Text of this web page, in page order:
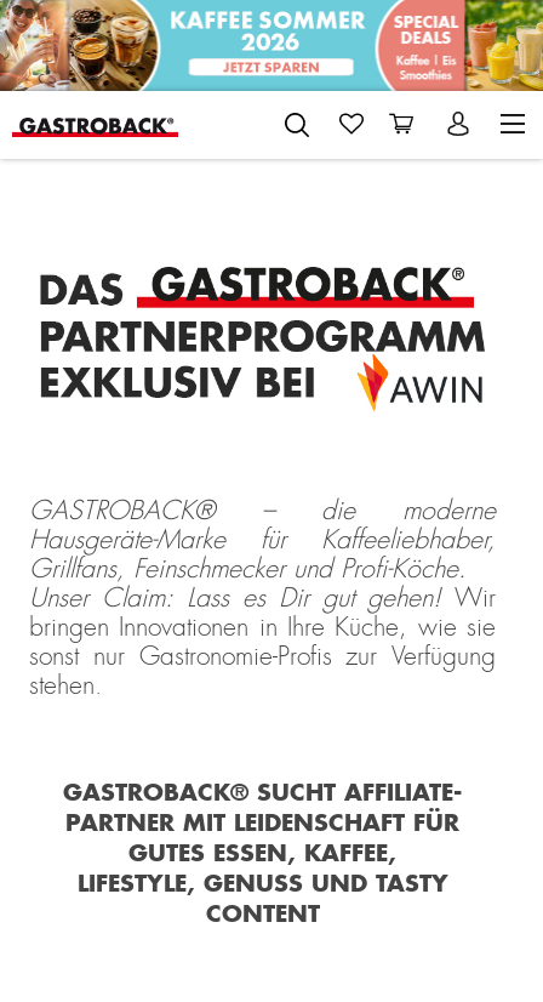
GASTROBACK® – die moderne
Hausgeräte-Marke für Kaffeeliebhaber,
Grillfans, Feinschmecker und Profi-Köche.
Unser Claim: Lass es Dir gut gehen!Wir
bringen Innovationen in Ihre Küche, wie sie
sonst nur Gastronomie-Profis zur Verfügung
stehen.
GASTROBACK® SUCHT AFFILIATE-
PARTNER MIT LEIDENSCHAFT FÜR
GUTES ESSEN, KAFFEE,
LIFESTYLE, GENUSS UND TASTY
CONTENT